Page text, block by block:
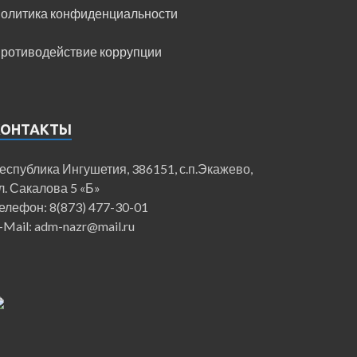
конфиденциальности
коррупции
Ингушетия, 386151, с.п.Экажево,
Сакалова 5 «Б»
8(873) 477-30-01
Mail: adm-nazr@mail.ru